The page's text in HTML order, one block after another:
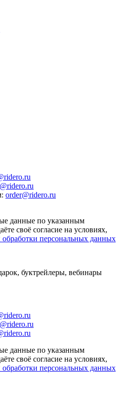
: order@ridero.ru
данные по указанным
своё согласие на условиях,
персональных данных
буктрейлеры, вебинары
данные по указанным
своё согласие на условиях,
персональных данных